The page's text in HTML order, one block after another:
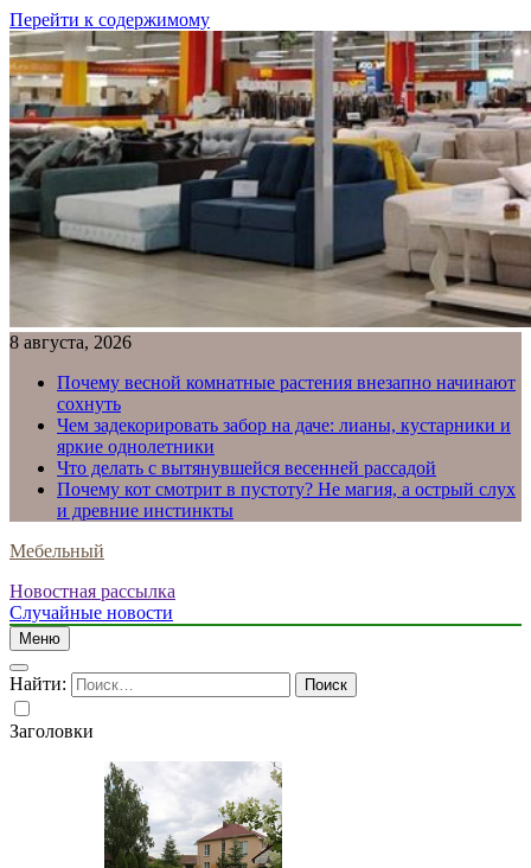
Перейти к содержимому
8 августа, 2026
Почему весной комнатные растения внезапно начинают
сохнуть
Чем задекорировать забор на даче: лианы, кустарники и
яркие однолетники
Что делать с вытянувшейся весенней рассадой
Почему кот смотрит в пустоту? Не магия, а острый слух
и древние инстинкты
Мебельный
Новостная рассылка
Случайные новости
Меню
Найти:
Заголовки